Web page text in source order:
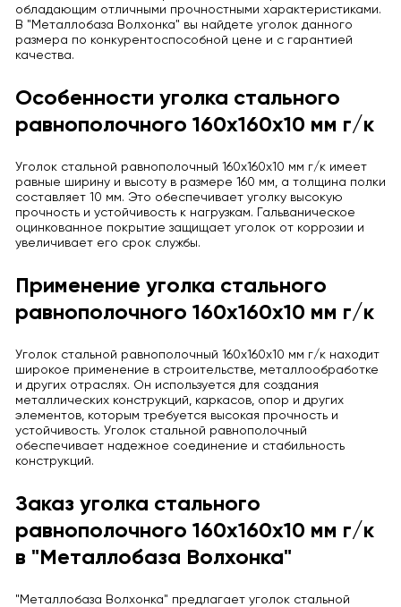
обладающим отличными прочностными характеристиками.
В "Металлобаза Волхонка" вы найдете уголок данного
размера по конкурентоспособной цене и с гарантией
качества.
Особенности уголка стального
равнополочного 160x160x10 мм г/к
Уголок стальной равнополочный 160x160x10 мм г/к имеет
равные ширину и высоту в размере 160 мм, а толщина полки
составляет 10 мм. Это обеспечивает уголку высокую
прочность и устойчивость к нагрузкам. Гальваническое
оцинкованное покрытие защищает уголок от коррозии и
увеличивает его срок службы.
Применение уголка стального
равнополочного 160x160x10 мм г/к
Уголок стальной равнополочный 160x160x10 мм г/к находит
широкое применение в строительстве, металлообработке
и других отраслях. Он используется для создания
металлических конструкций, каркасов, опор и других
элементов, которым требуется высокая прочность и
устойчивость. Уголок стальной равнополочный
обеспечивает надежное соединение и стабильность
конструкций.
Заказ уголка стального
равнополочного 160x160x10 мм г/к
в "Металлобаза Волхонка"
"Металлобаза Волхонка" предлагает уголок стальной